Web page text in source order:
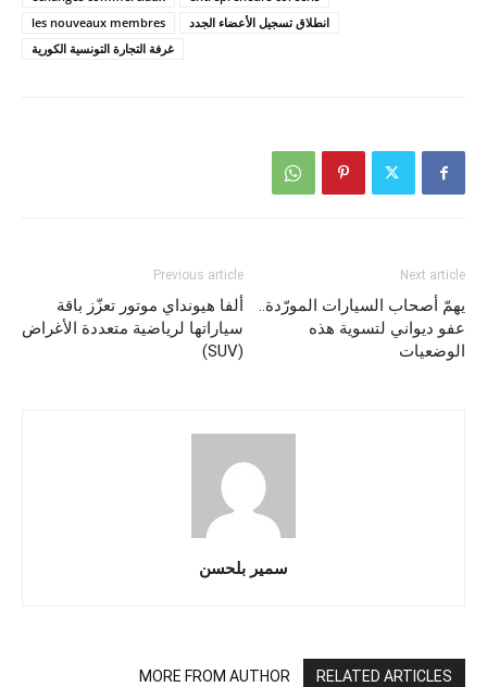
les nouveaux membres
انطلاق تسجيل الأعضاء الجدد
غرفة التجارة التونسية الكورية
Previous article
ألفا هيونداي موتور تعزّز باقة
سياراتها لرياضية متعددة الأغراض
(SUV)
Next article
يهمّ أصحاب السيارات المورّدة..
عفو ديواني لتسوية هذه
الوضعيات
سمير بلحسن
RELATED ARTICLES
MORE FROM AUTHOR